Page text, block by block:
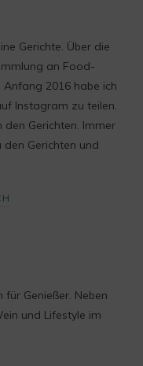
Gerichte. Über die
an Food-
2016 habe ich
Instagram zu teilen.
Gerichten. Immer
Gerichten und
Genießer. Neben
und Lifestyle im